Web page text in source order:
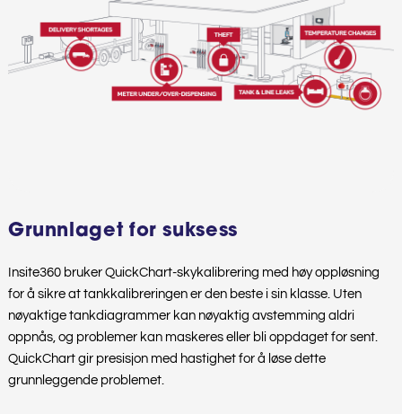
Grunnlaget for suksess
Insite360 bruker QuickChart-skykalibrering med høy oppløsning
for å sikre at tankkalibreringen er den beste i sin klasse. Uten
nøyaktige tankdiagrammer kan nøyaktig avstemming aldri
oppnås, og problemer kan maskeres eller bli oppdaget for sent.
QuickChart gir presisjon med hastighet for å løse dette
grunnleggende problemet.